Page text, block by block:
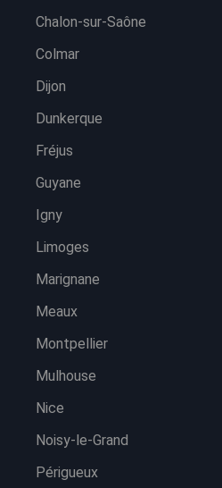
Chalon-sur-Saône
Colmar
Dijon
Dunkerque
Fréjus
Guyane
Igny
Limoges
Marignane
Meaux
Montpellier
Mulhouse
Nice
Noisy-le-Grand
Périgueux